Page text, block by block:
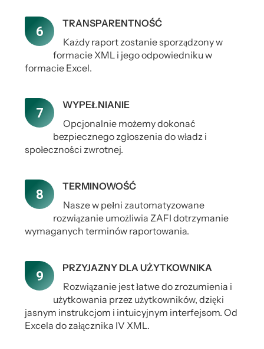
TRANSPARENTNOŚĆ
Każdy raport zostanie sporządzony w
formacie XML i jego odpowiedniku w
formacie Excel.
WYPEŁNIANIE
Opcjonalnie możemy dokonać
bezpiecznego zgłoszenia do władz i
społeczności zwrotnej.
TERMINOWOŚĆ
Nasze w pełni zautomatyzowane
rozwiązanie umożliwia ZAFI dotrzymanie
wymaganych terminów raportowania.
PRZYJAZNY DLA UŻYTKOWNIKA
Rozwiązanie jest łatwe do zrozumienia i
użytkowania przez użytkowników, dzięki
jasnym instrukcjom i intuicyjnym interfejsom. Od
Excela do załącznika IV XML.